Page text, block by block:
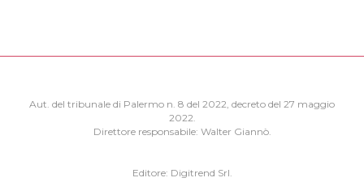
Aut. del tribunale di Palermo n. 8 del 2022, decreto del 27 maggio
2022.
Direttore responsabile: Walter Giannò.
Editore: Digitrend Srl.